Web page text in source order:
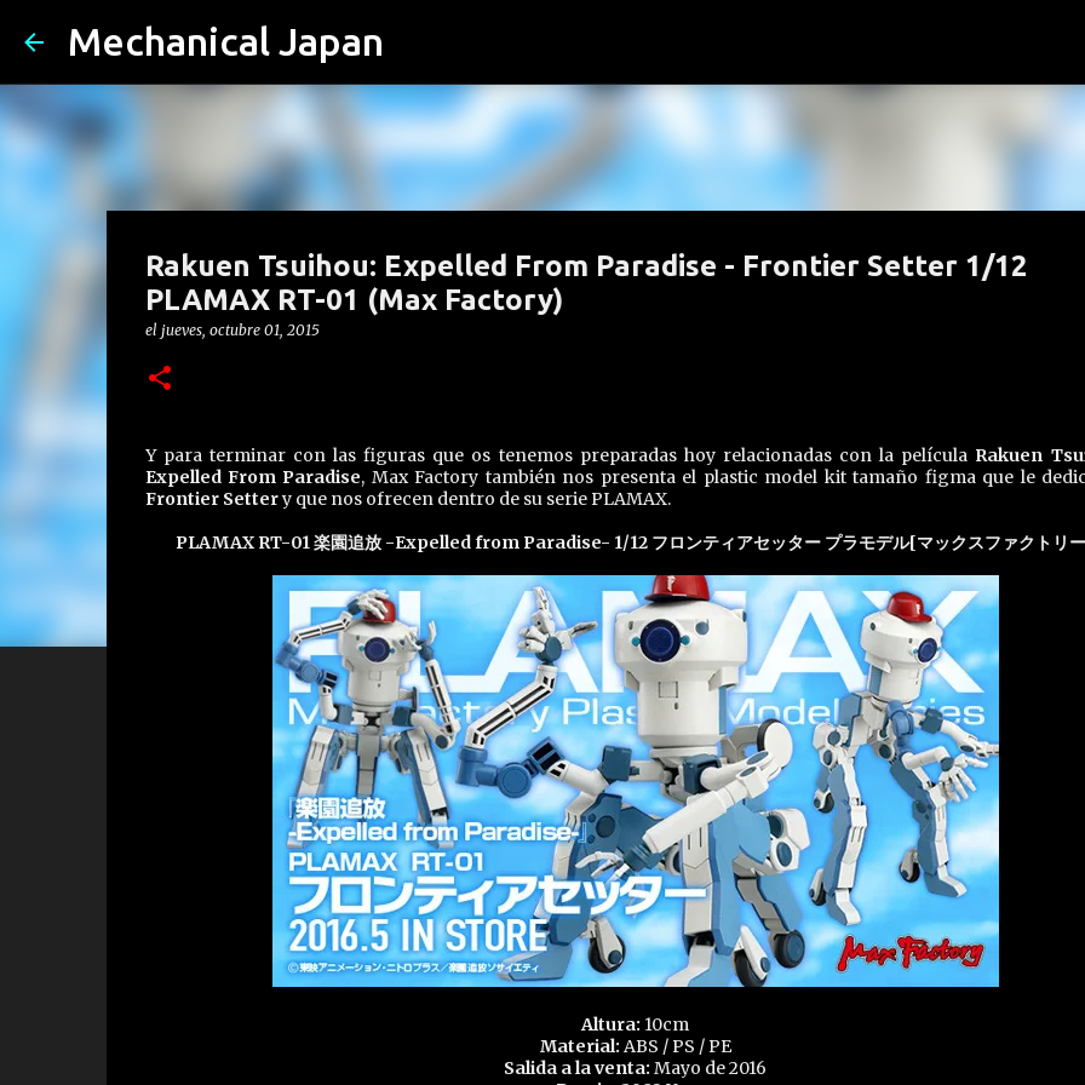
Mechanical Japan
Rakuen Tsuihou: Expelled From Paradise - Frontier Setter 1/12
PLAMAX RT-01 (Max Factory)
el jueves, octubre 01, 2015
Y para terminar con las figuras que os tenemos preparadas hoy relacionadas con la película Rakuen
Expelled From Paradise, Max Factory también nos presenta el plastic model kit tamaño figma que le
Frontier Settery que nos ofrecen dentro de su serie PLAMAX.
PLAMAX RT-01 楽園追放 -Expelled from Paradise- 1/12 フロンティアセッター プラモデル[マックスファクトリ
Altura: 10cm
Material: ABS / PS / PE
Salida a la venta: Mayo de 2016